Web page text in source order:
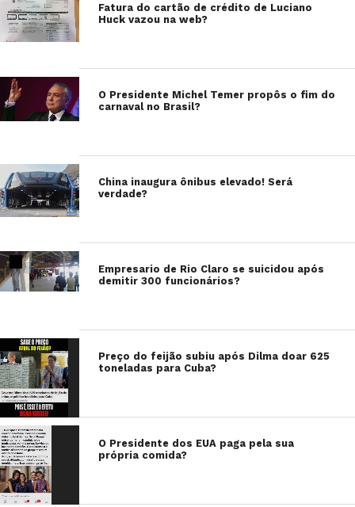
Fatura do cartão de crédito de Luciano
Huck vazou na web?
O Presidente Michel Temer propôs o fim do
carnaval no Brasil?
China inaugura ônibus elevado! Será
verdade?
Empresario de Rio Claro se suicidou após
demitir 300 funcionários?
Preço do feijão subiu após Dilma doar 625
toneladas para Cuba?
O Presidente dos EUA paga pela sua
própria comida?